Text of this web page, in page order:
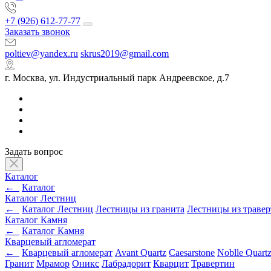
+7 (926) 612-77-77
Заказать звонок
poltiev@yandex.ru skrus2019@gmail.com
г. Москва, ул. Индустриальный парк Андреевское, д.7
Задать вопрос
Каталог
←
Каталог
Каталог Лестниц
←
Каталог Лестниц Лестницы из гранита Лестницы из
Каталог Камня
←
Каталог Камня
Кварцевый агломерат
←
Кварцевый агломерат Avant Quartz Caesarstone Noblle Quartz
Гранит Мрамор Оникс Лабрадорит Кварцит Травертин